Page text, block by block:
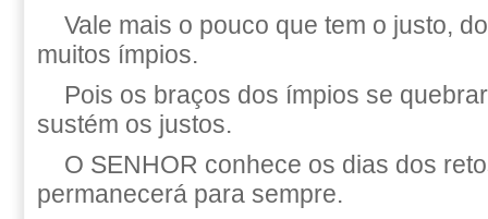
Vale mais o pouco que tem o justo,
muitos ímpios.
Pois os braços dos ímpios se
sustém os justos.
O SENHOR conhece os dias dos
permanecerá para sempre.